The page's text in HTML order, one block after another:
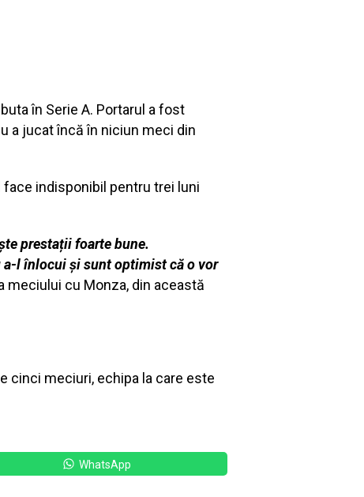
în Serie A. Portarul a fost
a jucat încă în niciun meci din
face indisponibil pentru trei luni
prestații foarte bune.
a-l înlocui și sunt optimist că o vor
meciului cu Monza, din această
cinci meciuri, echipa la care este
WhatsApp